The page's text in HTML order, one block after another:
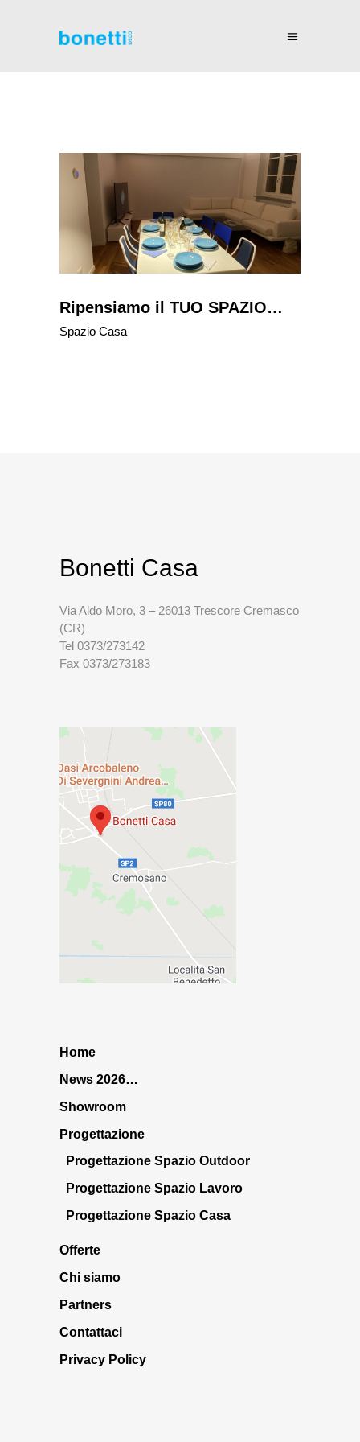
Ripensiamo il TUO SPAZIO…
Spazio Casa
Bonetti Casa
Via Aldo Moro, 3 – 26013 Trescore Cremasco
(CR)
Tel 0373/273142
Fax 0373/273183
Home
News 2026…
Showroom
Progettazione
Progettazione Spazio Outdoor
Progettazione Spazio Lavoro
Progettazione Spazio Casa
Offerte
Chi siamo
Partners
Contattaci
Privacy Policy